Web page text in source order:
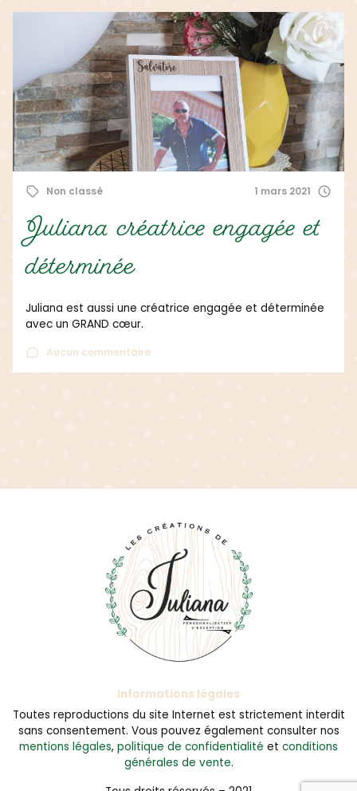
Non classé 1 mars 2021
Juliana créatrice engagée et
déterminée
Juliana est aussi une créatrice engagée et déterminée
avec un GRAND cœur.
Aucun commentaire
Informations légales
Toutes reproductions du site Internet est strictement interdit
sans consentement. Vous pouvez également consulter nos
mentions légales, politique de confidentialité et conditions
générales de vente.